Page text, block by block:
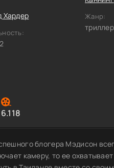
Хардер
6.118
Жанр:
триллер
блогера Мэдисон
камеру, то ее